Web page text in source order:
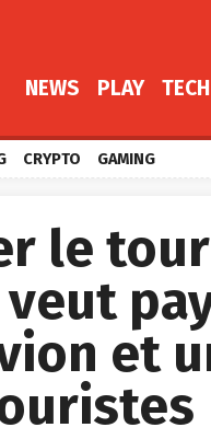
NEWS PLAY TECH
CRYPTO GAMING
le
et